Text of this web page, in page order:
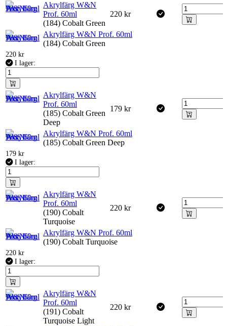
Akrylfärg W&N
Prof. 60ml
(184) Cobalt Green
220 kr
Akrylfärg W&N Prof. 60ml
(184) Cobalt Green
220 kr
I lager:
Akrylfärg W&N
Prof. 60ml
(185) Cobalt Green
Deep
179 kr
Akrylfärg W&N Prof. 60ml
(185) Cobalt Green Deep
179 kr
I lager:
Akrylfärg W&N
Prof. 60ml
(190) Cobalt
Turquoise
220 kr
Akrylfärg W&N Prof. 60ml
(190) Cobalt Turquoise
220 kr
I lager:
Akrylfärg W&N
Prof. 60ml
(191) Cobalt
Turquoise Light
220 kr